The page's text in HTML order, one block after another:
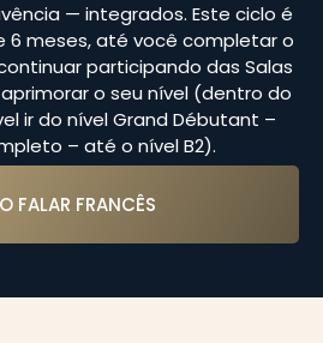
— integrados. Este ciclo é
6 meses, até você completar o
participando das Salas
o seu nível (dentro do
ir do nível Grand Débutant –
– até o nível B2).
FALAR FRANCÊS